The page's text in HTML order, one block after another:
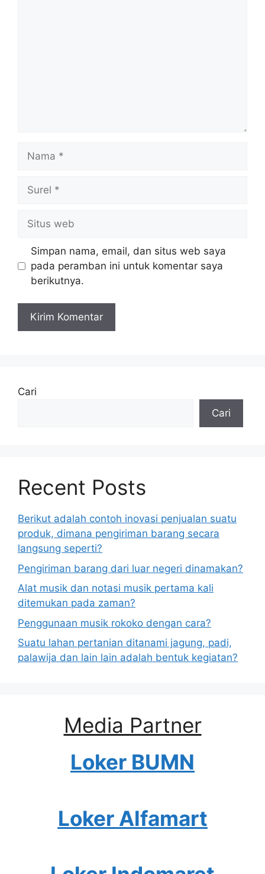
web
Simpan nama, email, dan situs web saya
pada peramban ini untuk komentar saya
berikutnya.
Cari
Cari
Recent Posts
Berikut adalah contoh inovasi penjualan suatu
produk, dimana pengiriman barang secara
langsung seperti?
Pengiriman barang dari luar negeri dinamakan?
Alat musik dan notasi musik pertama kali
ditemukan pada zaman?
Penggunaan musik rokoko dengan cara?
Suatu lahan pertanian ditanami jagung, padi,
palawija dan lain lain adalah bentuk kegiatan?
Media Partner
Loker BUMN
Loker Alfamart